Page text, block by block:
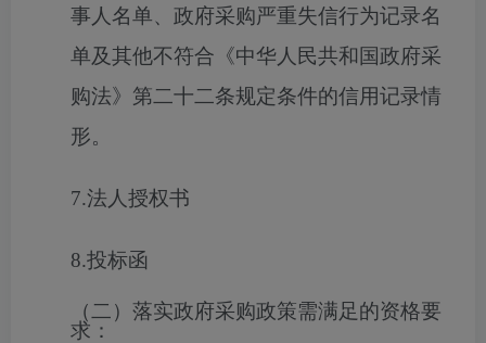
事人名单、政府采购严重失信行为记录名
单及其他不符合《中华人民共和国政府采
购法》第二十二条规定条件的信用记录情
形。
7.法人授权书
8.投标函
（二）落实政府采购政策需满足的资格要
求：